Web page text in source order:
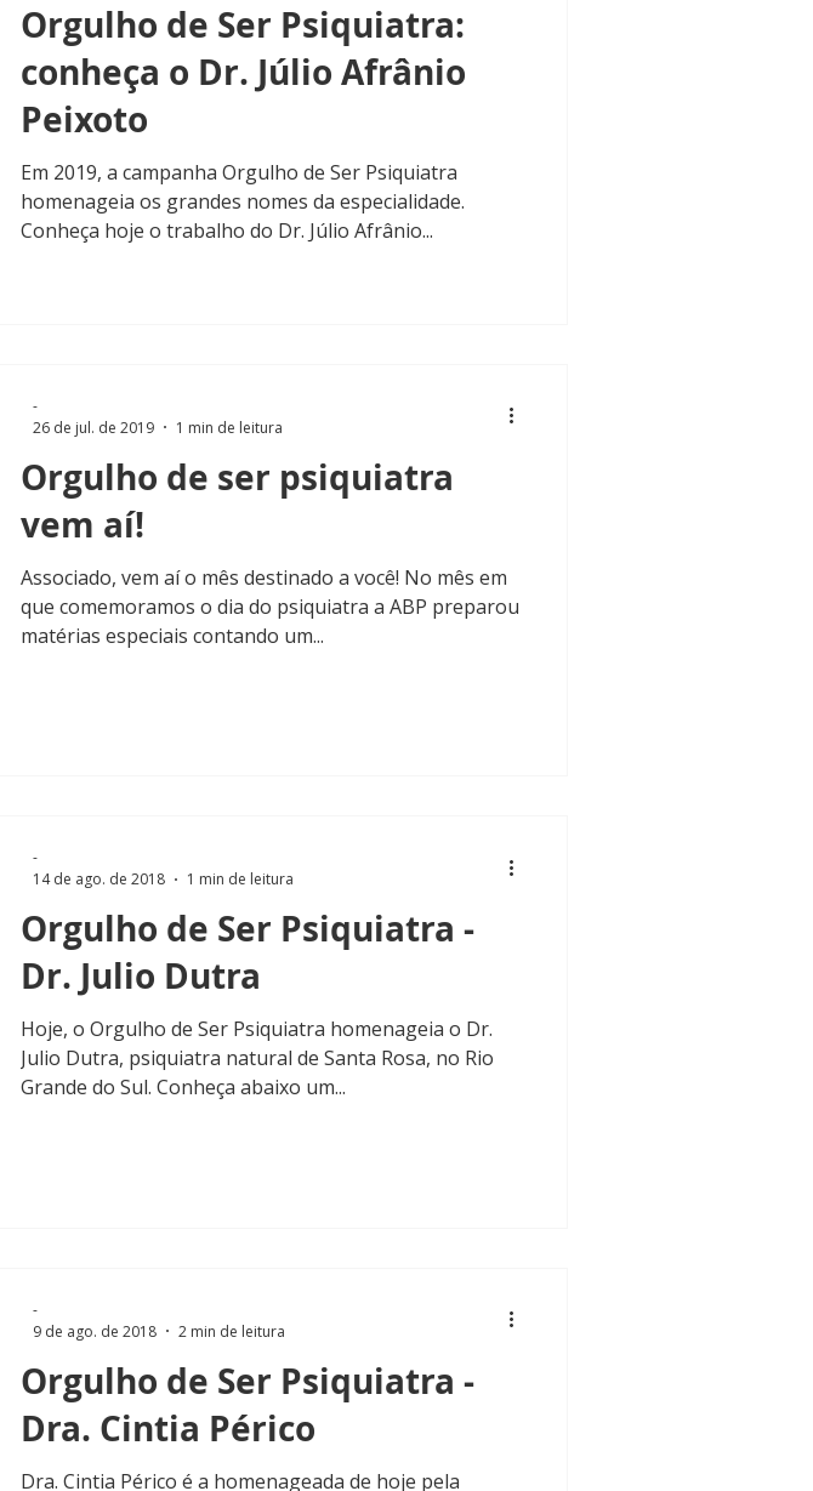
Orgulho de Ser Psiquiatra:
conheça o Dr. Júlio Afrânio
Peixoto
Em 2019, a campanha Orgulho de Ser Psiquiatra
homenageia os grandes nomes da especialidade.
Conheça hoje o trabalho do Dr. Júlio Afrânio...
Orgulho de ser psiquiatra
vem aí!
Associado, vem aí o mês destinado a você! No mês em
que comemoramos o dia do psiquiatra a ABP preparou
matérias especiais contando um...
-
26 de jul. de 2019
1 min de leitura
Orgulho de Ser Psiquiatra -
Dr. Julio Dutra
Hoje, o Orgulho de Ser Psiquiatra homenageia o Dr.
Julio Dutra, psiquiatra natural de Santa Rosa, no Rio
Grande do Sul. Conheça abaixo um...
-
14 de ago. de 2018
1 min de leitura
Orgulho de Ser Psiquiatra -
Dra. Cintia Périco
Dra. Cintia Périco é a homenageada de hoje pela
-
9 de ago. de 2018
2 min de leitura